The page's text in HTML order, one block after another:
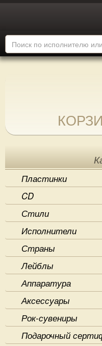
Пластинки
CD
Стили
Исполнители
Страны
Лейблы
Аппаратура
Аксессуары
Рок-сувениры
Подарочный